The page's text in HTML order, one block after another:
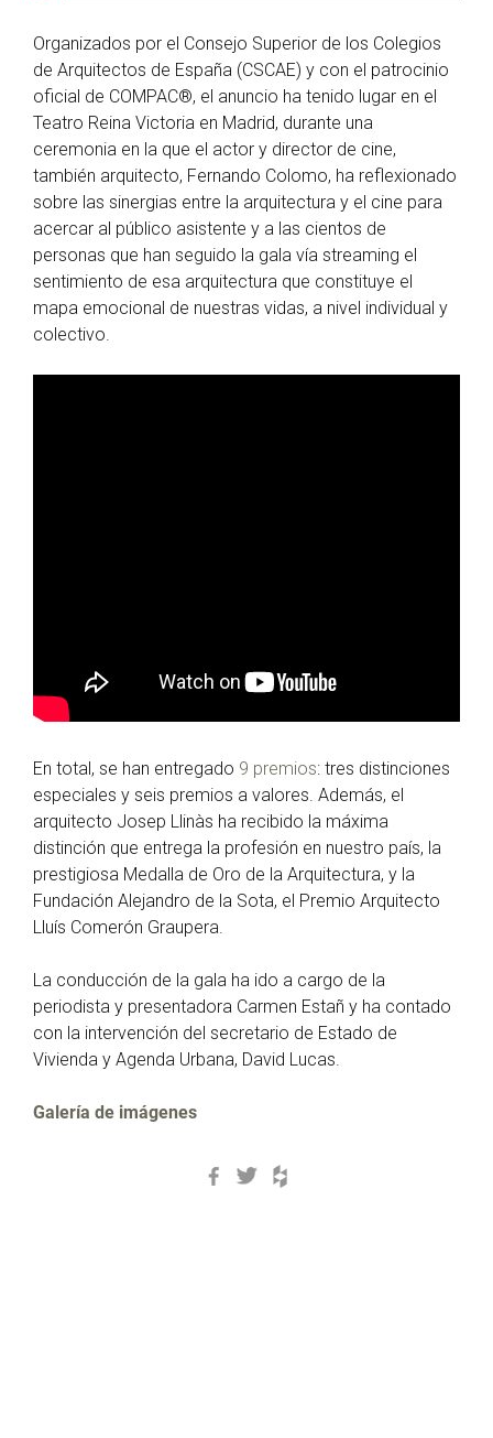
Organizados por el Consejo Superior de los Colegios
de Arquitectos de España (CSCAE) y con el patrocinio
oficial de COMPAC®, el anuncio ha tenido lugar en el
Teatro Reina Victoria en Madrid, durante una
ceremonia en la que el actor y director de cine,
también arquitecto, Fernando Colomo, ha reflexionado
sobre las sinergias entre la arquitectura y el cine para
acercar al público asistente y a las cientos de
personas que han seguido la gala vía streaming el
sentimiento de esa arquitectura que constituye el
mapa emocional de nuestras vidas, a nivel individual y
colectivo.
En total, se han entregado 9 premios: tres distinciones
especiales y seis premios a valores. Además, el
arquitecto Josep Llinàs ha recibido la máxima
distinción que entrega la profesión en nuestro país, la
prestigiosa Medalla de Oro de la Arquitectura, y la
Fundación Alejandro de la Sota, el Premio Arquitecto
Lluís Comerón Graupera.
La conducción de la gala ha ido a cargo de la
periodista y presentadora Carmen Estañ y ha contado
con la intervención del secretario de Estado de
Vivienda y Agenda Urbana, David Lucas.
Galería de imágenes
Facebook
Twitter